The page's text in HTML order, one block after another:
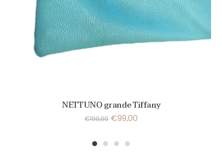
NETTUNO grande Tiffany
€199,00 €99,00